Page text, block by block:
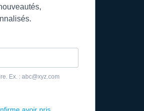
Ex. : abc@xyz.com